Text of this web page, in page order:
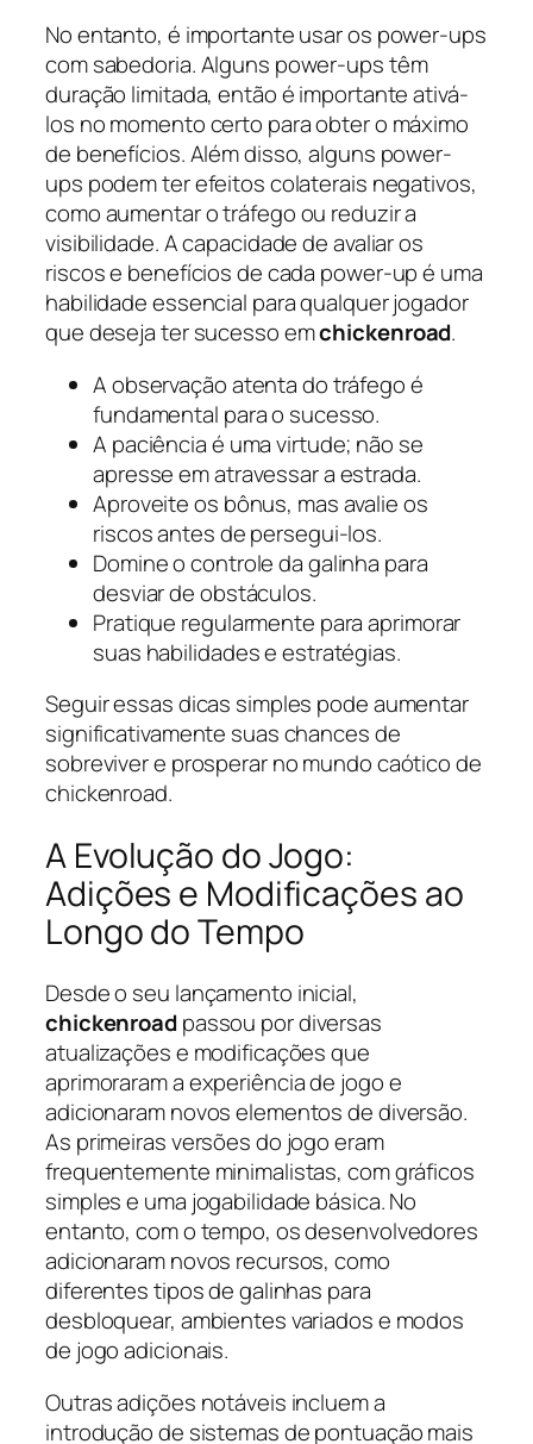
No entanto, é importante usar os power-ups
com sabedoria. Alguns power-ups têm
duração limitada, então é importante ativá-
los no momento certo para obter o máximo
de benefícios. Além disso, alguns power-
ups podem ter efeitos colaterais negativos,
como aumentar o tráfego ou reduzir a
visibilidade. A capacidade de avaliar os
riscos e benefícios de cada power-up é uma
habilidade essencial para qualquer jogador
que deseja ter sucesso emchickenroad.
A observação atenta do tráfego é
fundamental para o sucesso.
A paciência é uma virtude; não se
apresse em atravessar a estrada.
Aproveite os bônus, mas avalie os
riscos antes de persegui-los.
Domine o controle da galinha para
desviar de obstáculos.
Pratique regularmente para aprimorar
suas habilidades e estratégias.
Seguir essas dicas simples pode aumentar
significativamente suas chances de
sobreviver e prosperar no mundo caótico de
chickenroad.
A Evolução do Jogo:
Adições e Modificações ao
Longo do Tempo
Desde o seu lançamento inicial,
chickenroadpassou por diversas
atualizações e modificações que
aprimoraram a experiência de jogo e
adicionaram novos elementos de diversão.
As primeiras versões do jogo eram
frequentemente minimalistas, com gráficos
simples e uma jogabilidade básica. No
entanto, com o tempo, os desenvolvedores
adicionaram novos recursos, como
diferentes tipos de galinhas para
desbloquear, ambientes variados e modos
de jogo adicionais.
Outras adições notáveis incluem a
introdução de sistemas de pontuação mais